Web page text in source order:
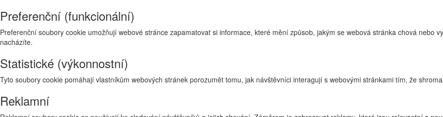
Preferenční (funkcionální)
Preferenční soubory cookie umožňují webové stránce zapamatovat si informace, které mění způsob, jakým se webová stránka chová nebo
nacházíte.
Statistické (výkonnostní)
Tyto soubory cookie pomáhají vlastníkům webových stránek porozumět tomu, jak návštěvníci interagují s webovými stránkami tím, že
Reklamní